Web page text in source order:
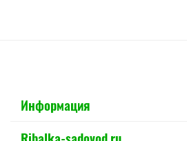
Информация